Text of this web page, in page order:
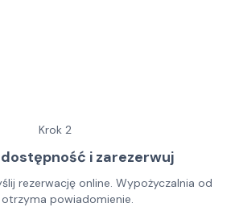
Krok 2
i zarezerwuj
rezerwację online. Wypożyczalnia od
powiadomienie.